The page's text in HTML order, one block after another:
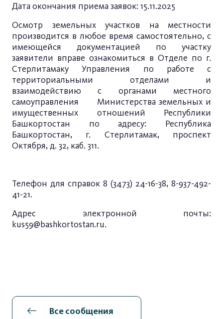
Дата окончания приема заявок: 15.11.2025
Осмотр земельных участков на местности
производится в любое время самостоятельно, с
имеющейся документацией по участку
заявители вправе ознакомиться в Отделе по г.
Стерлитамаку Управления по работе с
территориальными отделами и
взаимодействию с органами местного
самоуправления Министерства земельных и
имущественных отношений Республики
Башкортостан по адресу: Республика
Башкортостан, г. Стерлитамак, проспект
Октября, д. 32, каб. 311.
Телефон для справок 8 (3473) 24-16-38, 8-937-492-
41-21.
Адрес электронной почты:
kus59@bashkortostan.ru.
Все сообщения